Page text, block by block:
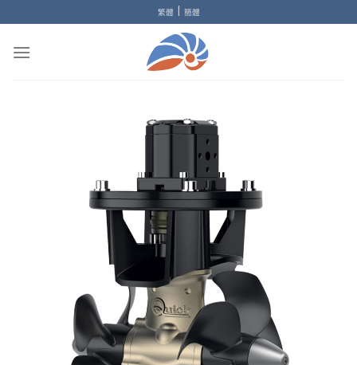
to
content
繁體 | 簡體